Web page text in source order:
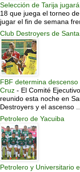
Selección de Tarija
18 que juega el torneo
jugar el fin de semana
Club Destroyers de
FBF determina
Cruz - El Comité
reunido esta noche en
Destroyers y el ascenso ...
Petrolero de Yacuiba
Petrolero y Universitario